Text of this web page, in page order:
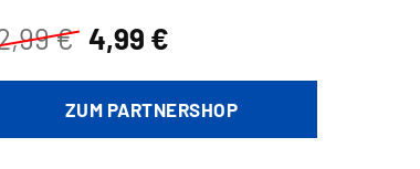
€ Ursprünglicher
12,99 €
4,99 €Aktueller
4,99 €.
ZUM PARTNERSHOP